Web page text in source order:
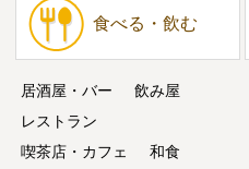
食べる・飲む
居酒屋・バー
飲み屋
レストラン
喫茶店・カフェ
和食